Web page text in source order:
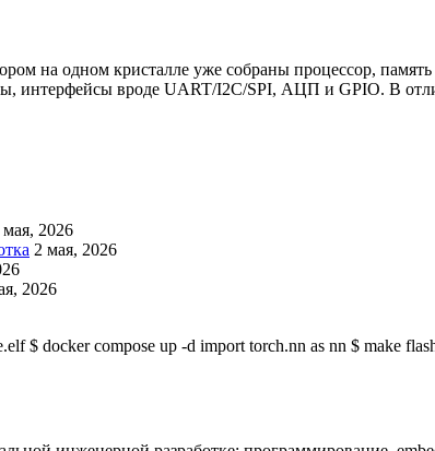
на одном кристалле уже собраны процессор,
интерфейсы вроде UART/I2C/SPI, АЦП и GPIO. В
мая, 2026
2 мая, 2026
2026
$ docker compose up -d import torch.nn as nn $ make